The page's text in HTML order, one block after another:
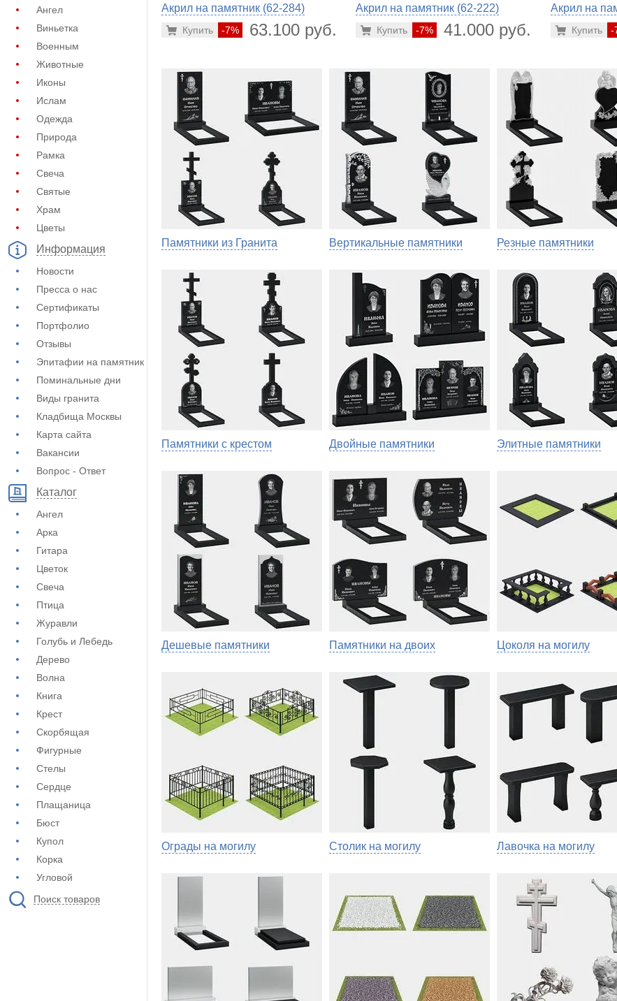
Ангел
Виньетка
Военным
Животные
Иконы
Ислам
Одежда
Природа
Рамка
Свеча
Святые
Храм
Цветы
Информация
Новости
Пресса о нас
Сертификаты
Портфолио
Отзывы
Эпитафии на памятник
Поминальные дни
Виды гранита
Кладбища Москвы
Карта сайта
Вакансии
Вопрос - Ответ
Каталог
Ангел
Арка
Гитара
Цветок
Свеча
Птица
Журавли
Голубь и Лебедь
Дерево
Волна
Книга
Крест
Скорбящая
Фигурные
Стелы
Сердце
Плащаница
Бюст
Купол
Корка
Угловой
Поиск товаров
Акрил на памятник (62-284)
-7% 63.100 руб.
Купить
Акрил на памятник (62-222)
-7% 41.000 руб.
Купить
Акрил на
-
Купить
Памятники из Гранита Вертикальные памятники Резные памятники
Памятники с крестом Двойные памятники Элитные памятники
Дешевые памятники Памятники на двоих Цоколя на могилу
Ограды на могилу Столик на могилу Лавочка на могилу